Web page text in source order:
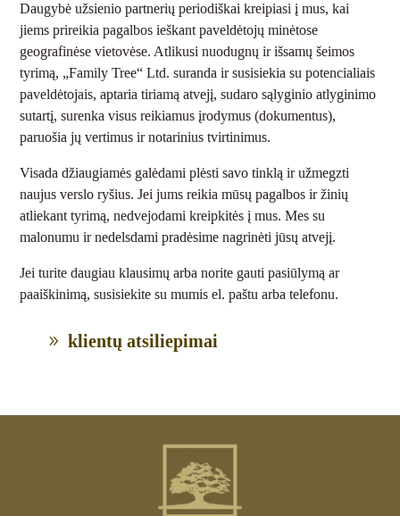
Daugybė užsienio partnerių periodiškai kreipiasi į mus, kai
jiems prireikia pagalbos ieškant paveldėtojų minėtose
geografinėse vietovėse. Atlikusi nuodugnų ir išsamų šeimos
tyrimą, „Family Tree“ Ltd. suranda ir susisiekia su potencialiais
paveldėtojais, aptaria tiriamą atvejį, sudaro sąlyginio atlyginimo
sutartį, surenka visus reikiamus įrodymus (dokumentus),
paruošia jų vertimus ir notarinius tvirtinimus.
Visada džiaugiamės galėdami plėsti savo tinklą ir užmegzti
naujus verslo ryšius. Jei jums reikia mūsų pagalbos ir žinių
atliekant tyrimą, nedvejodami kreipkitės į mus. Mes su
malonumu ir nedelsdami pradėsime nagrinėti jūsų atvejį.
Jei turite daugiau klausimų arba norite gauti pasiūlymą ar
paaiškinimą, susisiekite su mumis el. paštu arba telefonu.
klientų atsiliepimai